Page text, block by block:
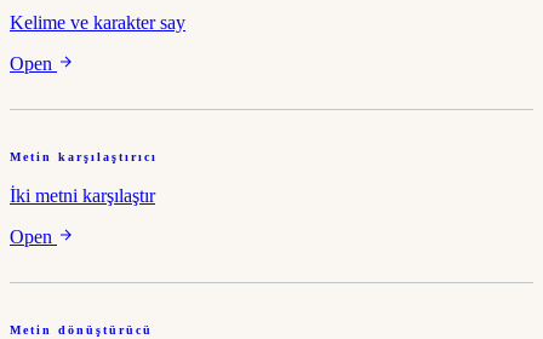
Kelime ve karakter say
Open
Metin karşılaştırıcı
İki metni karşılaştır
Open
Metin dönüştürücü